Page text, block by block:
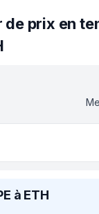
prix en
à ETH